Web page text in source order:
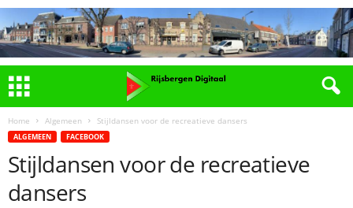
Home Algemeen Stijldansen voor de recreatieve dansers
ALGEMEEN FACEBOOK
Stijldansen voor de recreatieve
dansers